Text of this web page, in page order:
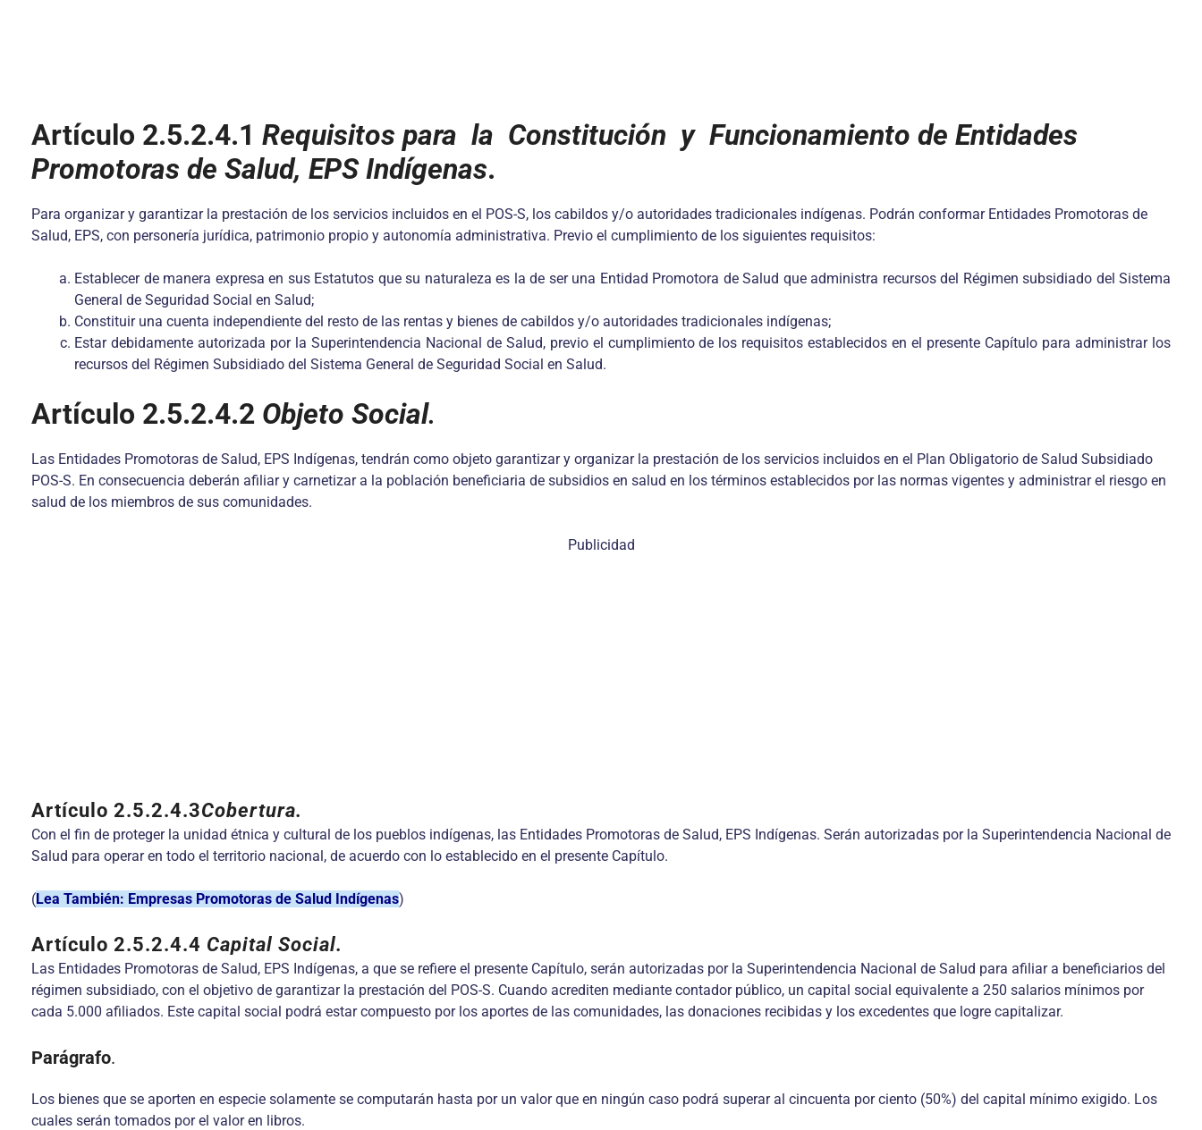
Artículo 2.5.2.4.1 Requisitos para la Constitución y Funcionamiento de Entidades
Promotoras de Salud, EPS Indígenas.
Para organizar y garantizar la prestación de los servicios incluidos en el POS-S, los cabildos y/o autoridades tradicionales indígenas. Podrán conformar Entidades Promotoras de
Salud, EPS, con personería jurídica, patrimonio propio y autonomía administrativa. Previo el cumplimiento de los siguientes requisitos:
Establecer de manera expresa en sus Estatutos que su naturaleza es la de ser una Entidad Promotora de Salud que administra recursos del Régimen subsidiado del Sistema
General de Seguridad Social en Salud;
Constituir una cuenta independiente del resto de las rentas y bienes de cabildos y/o autoridades tradicionales indígenas;
Estar debidamente autorizada por la Superintendencia Nacional de Salud, previo el cumplimiento de los requisitos establecidos en el presente Capítulo para administrar los
recursos del Régimen Subsidiado del Sistema General de Seguridad Social en Salud.
Artículo 2.5.2.4.2 Objeto Social.
Las Entidades Promotoras de Salud, EPS Indígenas, tendrán como objeto garantizar y organizar la prestación de los servicios incluidos en el Plan Obligatorio de Salud Subsidiado
POS-S. En consecuencia deberán afiliar y carnetizar a la población beneficiaria de subsidios en salud en los términos establecidos por las normas vigentes y administrar el riesgo en
salud de los miembros de sus comunidades.
Publicidad
Artículo 2.5.2.4.3Cobertura.
Con el fin de proteger la unidad étnica y cultural de los pueblos indígenas, las Entidades Promotoras de Salud, EPS Indígenas. Serán autorizadas por la Superintendencia Nacional de
Salud para operar en todo el territorio nacional, de acuerdo con lo establecido en el presente Capítulo.
(Lea También: Empresas Promotoras de Salud Indígenas)
Artículo 2.5.2.4.4 Capital Social.
Las Entidades Promotoras de Salud, EPS Indígenas, a que se refiere el presente Capítulo, serán autorizadas por la Superintendencia Nacional de Salud para afiliar a beneficiarios del
régimen subsidiado, con el objetivo de garantizar la prestación del POS-S. Cuando acrediten mediante contador público, un capital social equivalente a 250 salarios mínimos por
cada 5.000 afiliados. Este capital social podrá estar compuesto por los aportes de las comunidades, las donaciones recibidas y los excedentes que logre capitalizar.
Parágrafo.
Los bienes que se aporten en especie solamente se computarán hasta por un valor que en ningún caso podrá superar al cincuenta por ciento (50%) del capital mínimo exigido. Los
cuales serán tomados por el valor en libros.